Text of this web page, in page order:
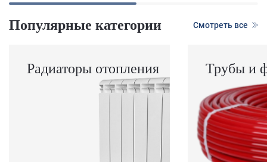
Популярные категории Смотреть все
Радиаторы отопления Трубы и